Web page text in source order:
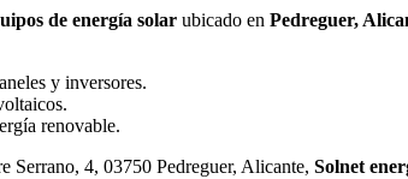
de energía solar ubicado en Pedreguer,
y inversores.
renovable.
Serrano, 4, 03750 Pedreguer, Alicante, Solnet